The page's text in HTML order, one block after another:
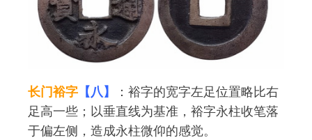
长门裕字 【八】
：裕字的宽字左足位置略比右
足高一些；以垂直线为基准，裕字永柱收笔落
于偏左侧，造成永柱微仰的感觉。